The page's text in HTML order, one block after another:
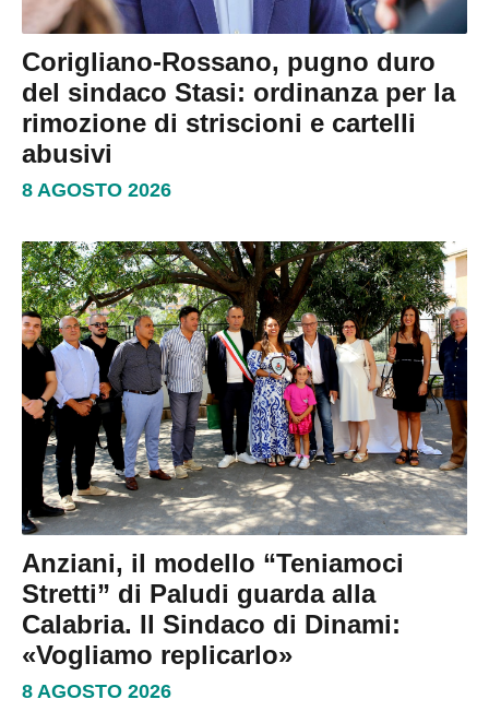
Corigliano-Rossano, pugno duro
del sindaco Stasi: ordinanza per la
rimozione di striscioni e cartelli
abusivi
8 AGOSTO 2026
Anziani, il modello “Teniamoci
Stretti” di Paludi guarda alla
Calabria. Il Sindaco di Dinami:
«Vogliamo replicarlo»
8 AGOSTO 2026